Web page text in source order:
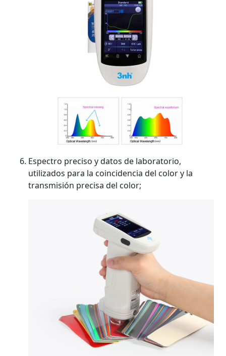
Espectro preciso y datos de laboratorio,
utilizados para la coincidencia del color y la
transmisión precisa del color;